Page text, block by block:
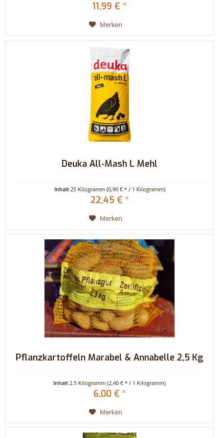
11,99 € *
Merken
Deuka All-Mash L Mehl
Inhalt 25 Kilogramm (0,90 € * / 1 Kilogramm)
22,45 € *
Merken
Pflanzkartoffeln Marabel & Annabelle 2,5 Kg
Inhalt 2.5 Kilogramm(2,40 € * / 1 Kilogramm)
6,00 € *
Merken